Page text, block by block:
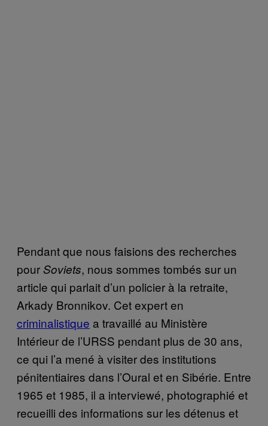
Pendant que nous faisions des recherches
pourSoviets, nous sommes tombés sur un
article qui parlait d’un policier à la retraite,
Arkady Bronnikov. Cet expert en
criminalistique a travaillé au Ministère
Intérieur de l’URSS pendant plus de 30 ans,
ce qui l’a mené à visiter des institutions
pénitentiaires dans l’Oural et en Sibérie. Entre
1965 et 1985, il a interviewé, photographié et
recueilli des informations sur les détenus et